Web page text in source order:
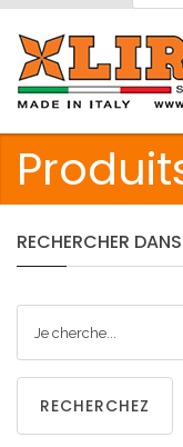
RECHERCHER DANS
RECHERCHEZ